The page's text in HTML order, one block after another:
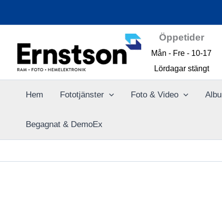
Öppetider
Mån - Fre - 10-17
Lördagar stängt
Hem Fototjänster Foto & Video
Begagnat & DemoEx